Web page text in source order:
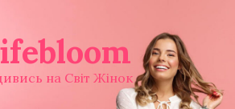
на Світ Жінок